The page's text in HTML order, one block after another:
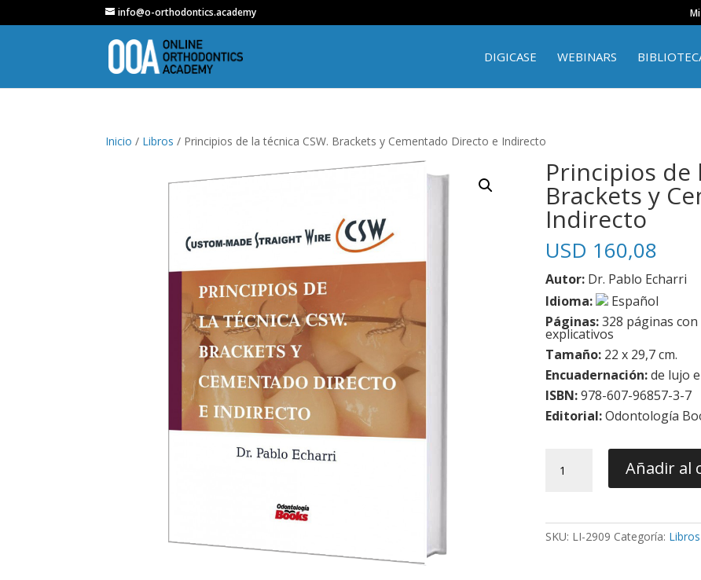
info@o-orthodontics.academy
DIGICASE WEBINARS
Inicio / Libros / Principios de la técnica CSW. Brackets y Cementado Directo e Indirecto
Principios de
Brackets y
Indirecto
USD 160,08
Autor:Dr. Pablo Echarri
Idioma:
Español
Páginas:328 páginas con
explicativos
Tamaño:22 x 29,7 cm.
Encuadernación:de lujo
ISBN:978-607-96857-3-7
Editorial:Odontología
CSW.
Brackets
Añadir al
SKU: LI-2909 Categoría: Libros